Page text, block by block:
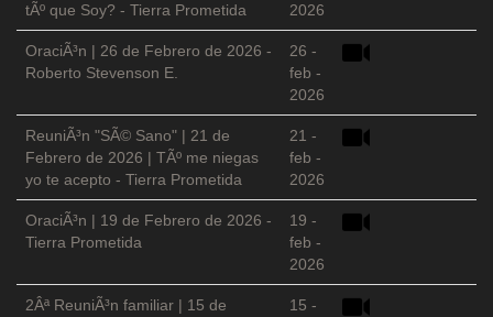
tÃº que Soy? - Tierra Prometida
2026
OraciÃ³n | 26 de Febrero de 2026 -
Roberto Stevenson E.
26 -
feb -
2026
ReuniÃ³n "SÃ© Sano" | 21 de
Febrero de 2026 | TÃº me niegas
yo te acepto - Tierra Prometida
21 -
feb -
2026
OraciÃ³n | 19 de Febrero de 2026 -
Tierra Prometida
19 -
feb -
2026
2Âª ReuniÃ³n familiar | 15 de
15 -